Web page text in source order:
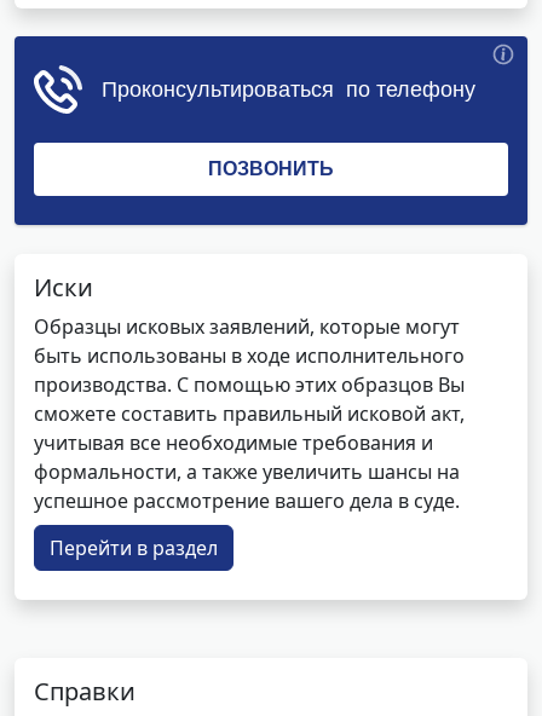
Иски
Образцы исковых заявлений, которые могут
быть использованы в ходе исполнительного
производства. С помощью этих образцов Вы
сможете составить правильный исковой акт,
учитывая все необходимые требования и
формальности, а также увеличить шансы на
успешное рассмотрение вашего дела в суде.
Перейти в раздел
Справки